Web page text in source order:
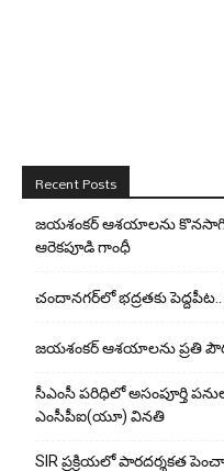
Recent Posts
జయశంకర్ ఆశయాలను
ఆరెక‌పూడి గాంధీ
చందానగర్‌లో భద్రతకు
జయశంకర్ ఆశయాలను ప్రతి
సీఎంసీ పరిధిలో అసంపూర్తి
ఎంసీపీఐ(యూ) వినతి
SIR ప్రక్రియలో పారదర్శకత